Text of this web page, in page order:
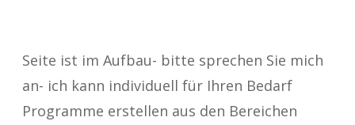
Seite ist im Aufbau- bitte sprechen Sie mich
an- ich kann individuell für Ihren Bedarf
Programme erstellen aus den Bereichen